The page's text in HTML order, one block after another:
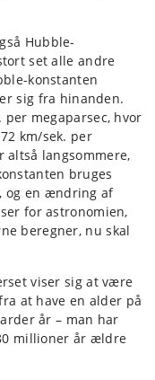
Hubble-
set alle andre
konstanten
sig fra hinanden.
megaparsec, hvor
km/sek. per
altså langsommere,
bruges
og en ændring af
for astronomien,
beregner, nu skal
viser sig at være
at have en alder på
år – man har
millioner år ældre